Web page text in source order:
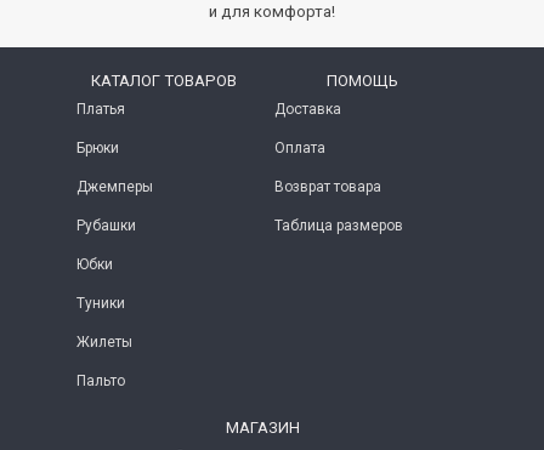
и для комфорта!
КАТАЛОГ ТОВАРОВ
Платья
Брюки
Джемперы
Рубашки
Юбки
Туники
Жилеты
Пальто
ПОМОЩЬ
Доставка
Оплата
Возврат товара
Таблица размеров
МАГАЗИН